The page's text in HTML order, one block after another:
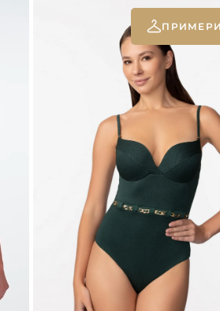
Add your
photo
Deleted after 24 hours